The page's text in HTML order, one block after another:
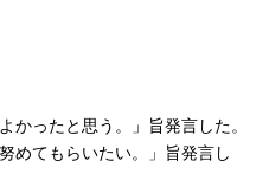
かったと思う。」旨発言した。
めてもらいたい。」旨発言し